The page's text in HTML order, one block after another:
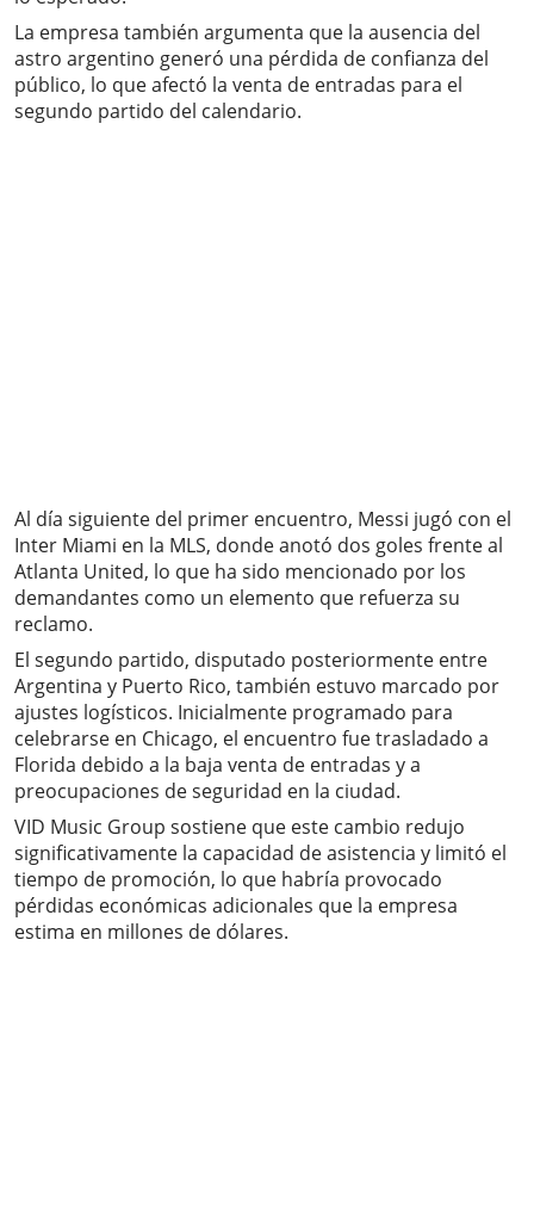
La empresa también argumenta que la ausencia del
astro argentino generó una pérdida de confianza del
público, lo que afectó la venta de entradas para el
segundo partido del calendario.
Al día siguiente del primer encuentro, Messi jugó con el
Inter Miami en la MLS, donde anotó dos goles frente al
Atlanta United, lo que ha sido mencionado por los
demandantes como un elemento que refuerza su
reclamo.
El segundo partido, disputado posteriormente entre
Argentina y Puerto Rico, también estuvo marcado por
ajustes logísticos. Inicialmente programado para
celebrarse en Chicago, el encuentro fue trasladado a
Florida debido a la baja venta de entradas y a
preocupaciones de seguridad en la ciudad.
VID Music Group sostiene que este cambio redujo
significativamente la capacidad de asistencia y limitó el
tiempo de promoción, lo que habría provocado
pérdidas económicas adicionales que la empresa
estima en millones de dólares.